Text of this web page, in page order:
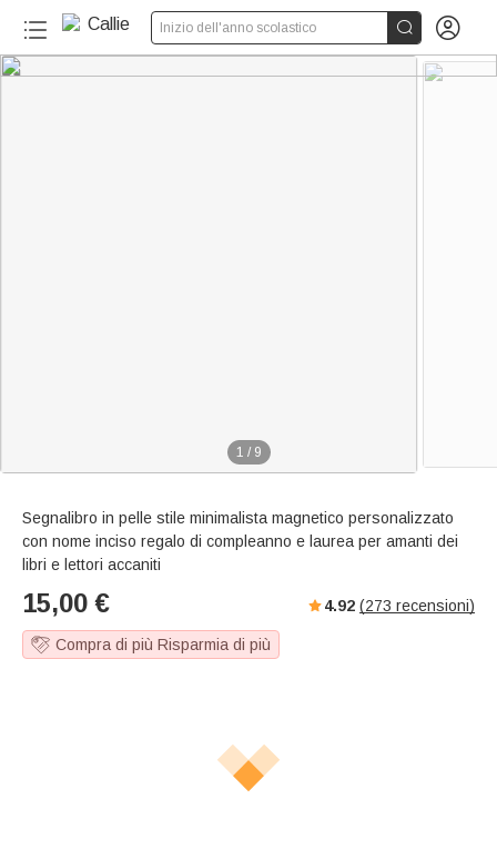
Inizio dell'anno scolastico  
1 / 9
Segnalibro in pelle stile minimalista magnetico personalizzato
con nome inciso regalo di compleanno e laurea per amanti dei
libri e lettori accaniti
15,00 € 4.92 (273 recensioni)
Compra di più Risparmia di più